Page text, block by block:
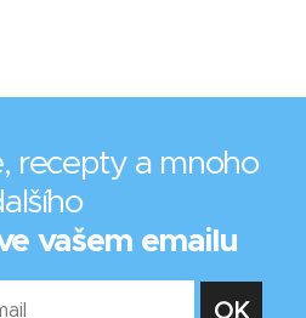
recepty a mnoho
vašem emailu